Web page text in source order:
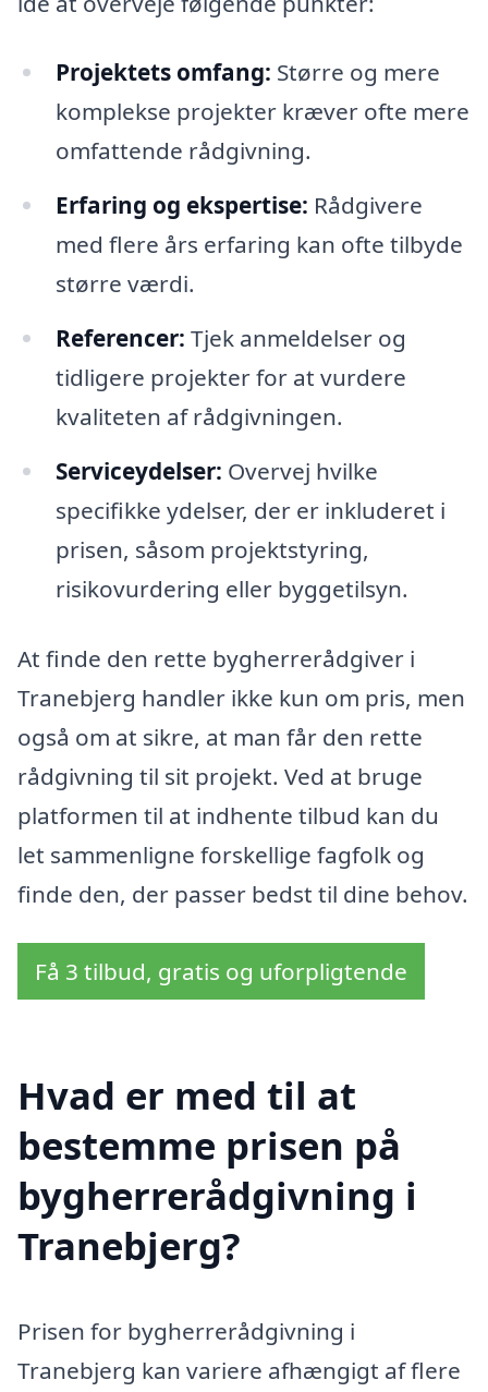
Projektets omfang: Større og mere
komplekse projekter kræver ofte mere
omfattende rådgivning.
Erfaring og ekspertise: Rådgivere
med flere års erfaring kan ofte tilbyde
større værdi.
Referencer: Tjek anmeldelser og
tidligere projekter for at vurdere
kvaliteten af rådgivningen.
Serviceydelser: Overvej hvilke
specifikke ydelser, der er inkluderet i
prisen, såsom projektstyring,
risikovurdering eller byggetilsyn.
At finde den rette bygherrerådgiver i
Tranebjerg handler ikke kun om pris, men
også om at sikre, at man får den rette
rådgivning til sit projekt. Ved at bruge
platformen til at indhente tilbud kan du
let sammenligne forskellige fagfolk og
finde den, der passer bedst til dine behov.
Få 3 tilbud, gratis og uforpligtende
Hvad er med til at
bestemme prisen på
bygherrerådgivning i
Tranebjerg?
Prisen for bygherrerådgivning i
Tranebjerg kan variere afhængigt af flere